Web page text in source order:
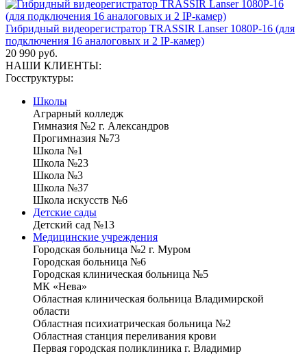
Гибридный видеорегистратор TRASSIR Lanser 1080P-16 (для
подключения 16 аналоговых и 2 IP-камер)
20 990 руб.
НАШИ КЛИЕНТЫ:
Госструктуры:
Школы
Аграрный колледж
Гимназия №2 г. Александров
Прогимназия №73
Школа №1
Школа №23
Школа №3
Школа №37
Школа искусств №6
Детские сады
Детский сад №13
Медицинские учреждения
Городская больница №2 г. Муром
Городская больница №6
Городская клиническая больница №5
МК «Нева»
Областная клиническая больница Владимирской
области
Областная психиатрическая больница №2
Областная станция переливания крови
Первая городская поликлиника г. Владимир